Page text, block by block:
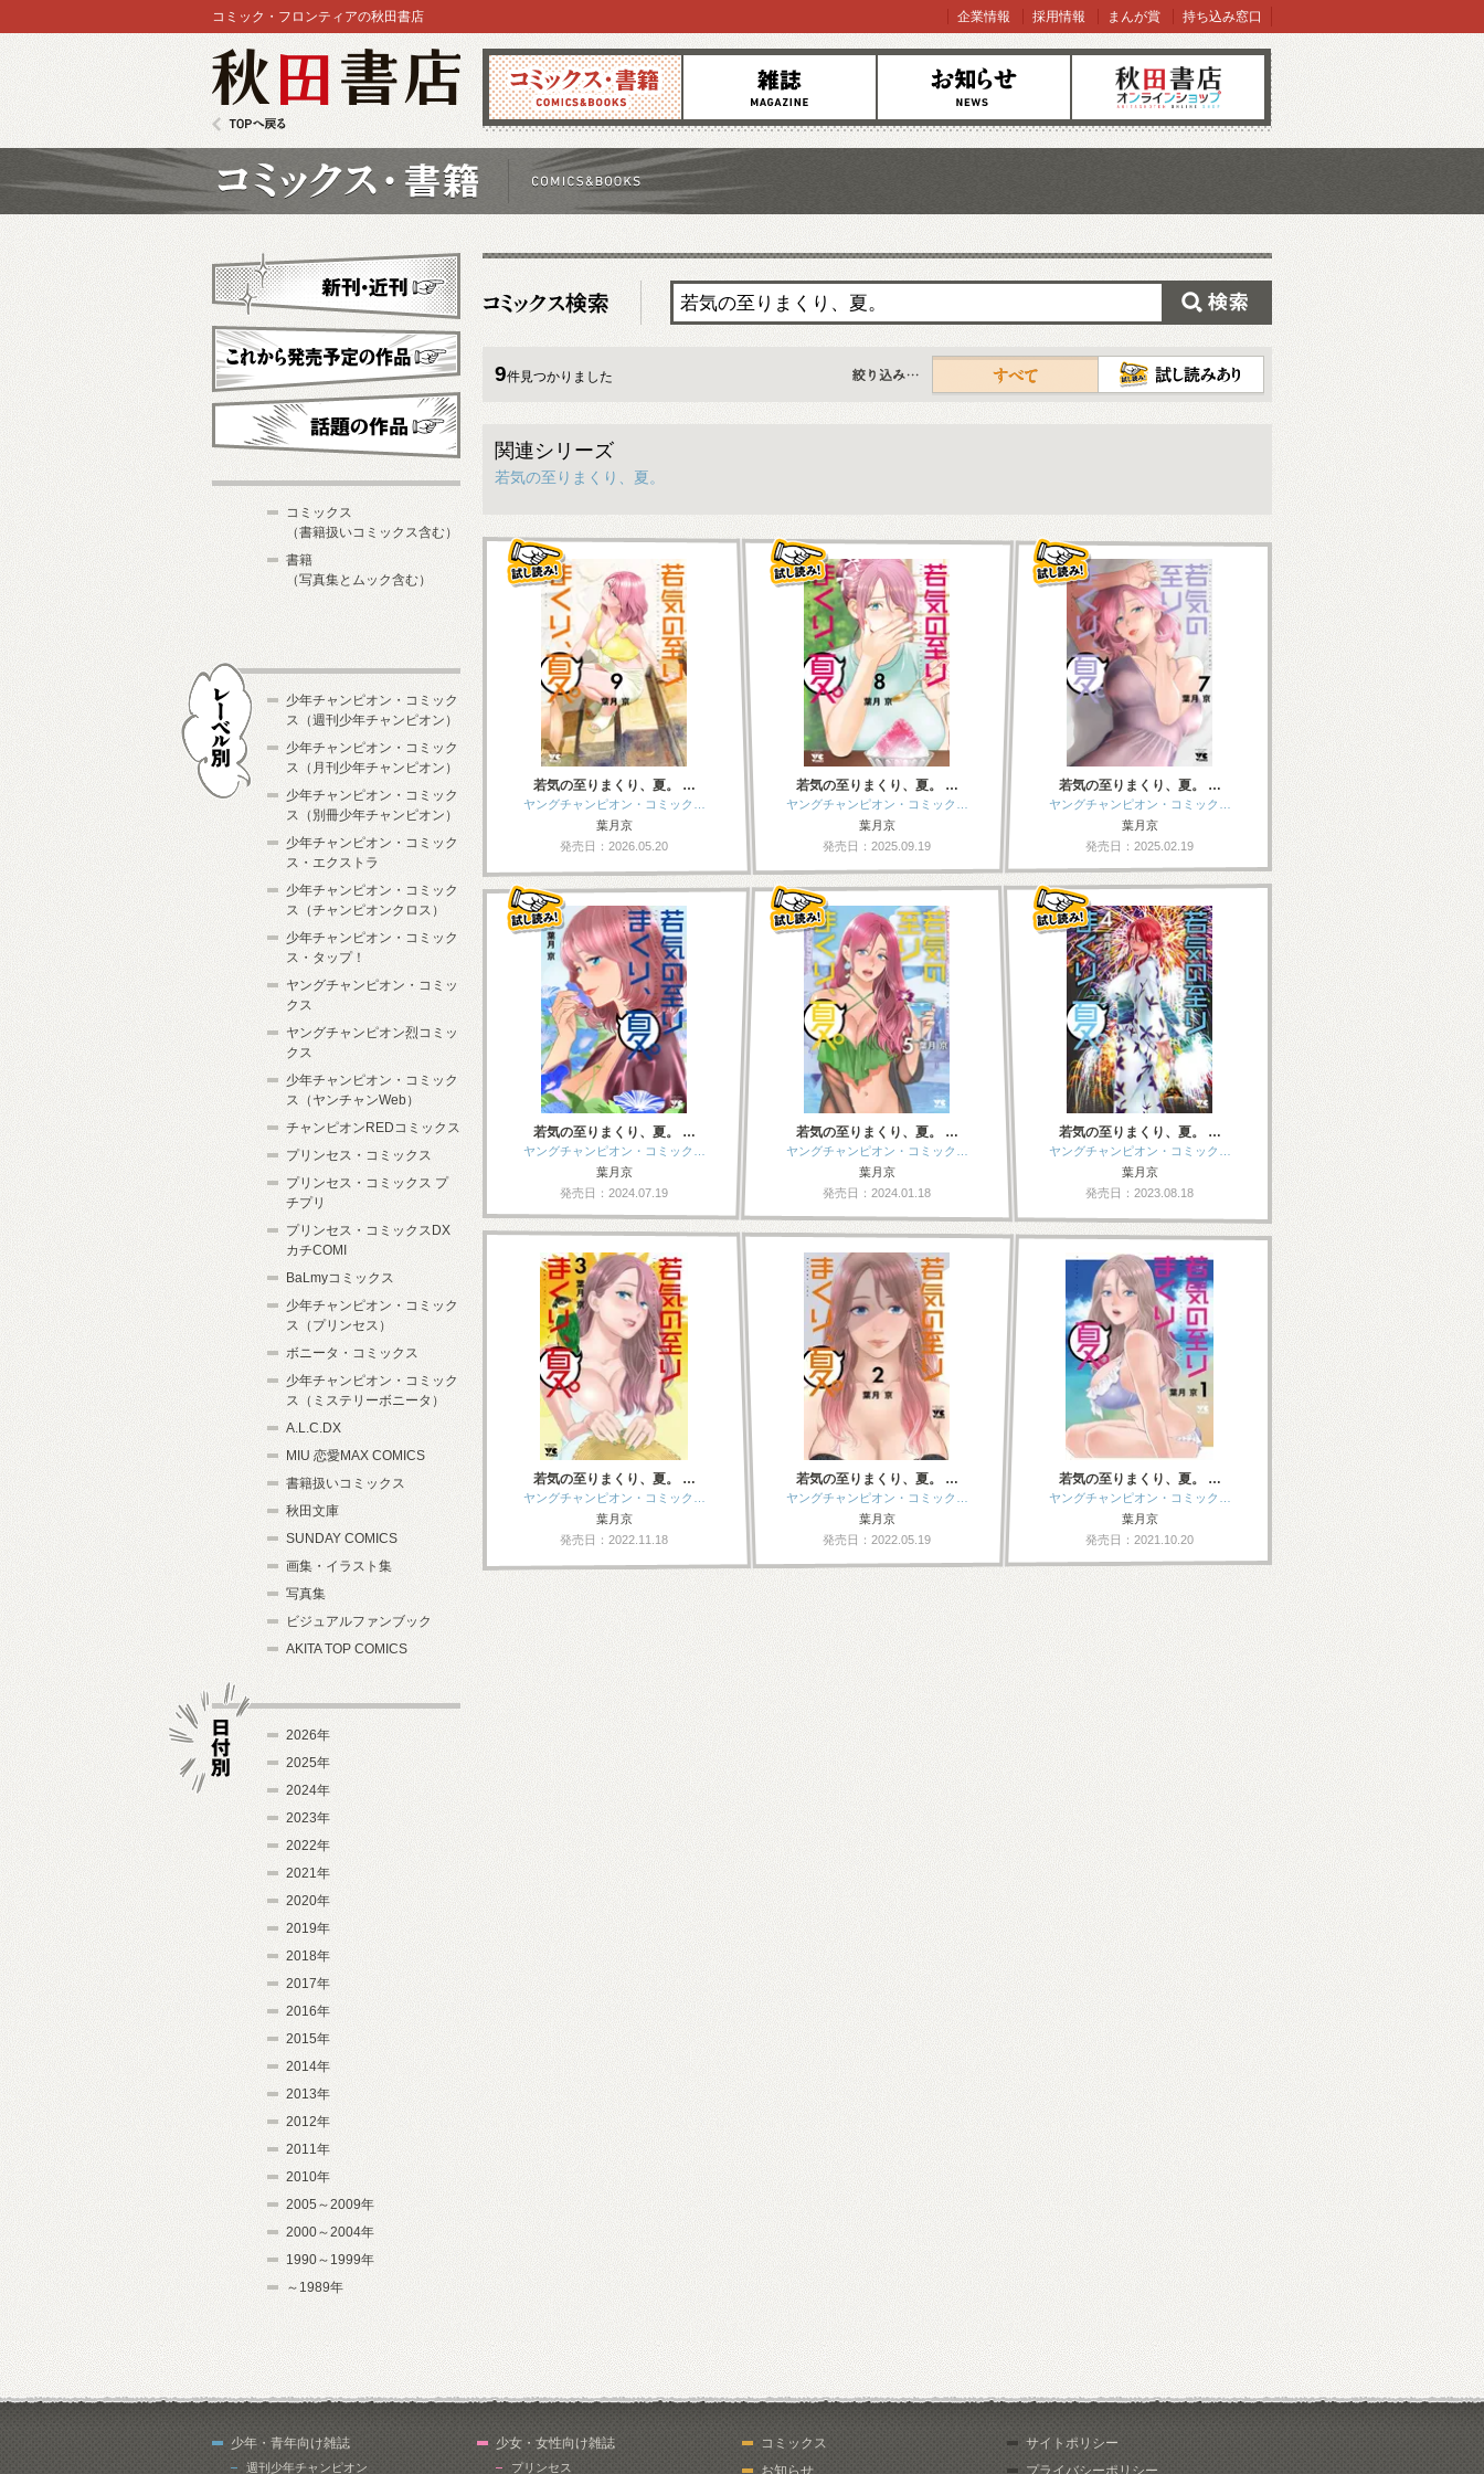
コミックス 雑誌 お知らせ オンラインショップ
コミック・フロンティアの秋田書店 企業情報 採用情報 まんが賞 持ち込み窓口
9件見つかりました
すべて
関連シリーズ
若気の至りまくり、夏。
若気の至りまくり、夏。 …
ヤングチャンピオン・コミック…
葉月京
発売日：2026.05.20
若気の至りまくり、夏。 …
ヤングチャンピオン・コミック…
葉月京
発売日：2025.09.19
若気の至りまくり、夏。 …
ヤングチャンピオン・コミック…
葉月京
発売日：2025.02.19
若気の至りまくり、夏。 …
ヤングチャンピオン・コミック…
葉月京
発売日：2024.07.19
若気の至りまくり、夏。 …
ヤングチャンピオン・コミック…
葉月京
発売日：2024.01.18
若気の至りまくり、夏。 …
ヤングチャンピオン・コミック…
葉月京
発売日：2023.08.18
若気の至りまくり、夏。 …
ヤングチャンピオン・コミック…
葉月京
発売日：2022.11.18
若気の至りまくり、夏。 …
ヤングチャンピオン・コミック…
葉月京
発売日：2022.05.19
若気の至りまくり、夏。 …
ヤングチャンピオン・コミック…
葉月京
発売日：2021.10.20
新刊・近刊
これから発売予定
コミックス
（書籍扱いコミックス含む）
書籍
（写真集とムック含む）
少年チャンピオン・コミック
ス（週刊少年チャンピオン）
少年チャンピオン・コミック
ス（月刊少年チャンピオン）
少年チャンピオン・コミック
ス（別冊少年チャンピオン）
少年チャンピオン・コミック
ス・エクストラ
少年チャンピオン・コミック
ス（チャンピオンクロス）
少年チャンピオン・コミック
ス・タップ！
ヤングチャンピオン・コミッ
クス
ヤングチャンピオン烈コミッ
クス
少年チャンピオン・コミック
ス（ヤンチャンWeb）
チャンピオンREDコミックス
プリンセス・コミックス
プリンセス・コミックス プ
チプリ
プリンセス・コミックスDX
カチCOMI
BaLmyコミックス
少年チャンピオン・コミック
ス（プリンセス）
ボニータ・コミックス
少年チャンピオン・コミック
ス（ミステリーボニータ）
A.L.C.DX
MIU 恋愛MAX COMICS
書籍扱いコミックス
秋田文庫
SUNDAY COMICS
画集・イラスト集
写真集
ビジュアルファンブック
AKITA TOP COMICS
2026年
2025年
2024年
2023年
2022年
2021年
2020年
2019年
2018年
2017年
2016年
2015年
2014年
2013年
2012年
2011年
2010年
2005～2009年
2000～2004年
1990～1999年
～1989年
少年・青年向け雑誌
週刊少年チャンピオン
少女・女性向け雑誌
プリンセス
コミックス
お知らせ
サイトポリシー
プライバシーポリシー